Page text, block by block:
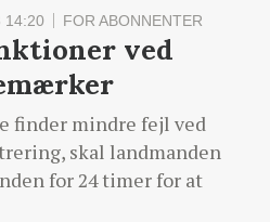
14:20 FOR ABONNENTER
ved
finder mindre fejl ved
skal landmanden
for 24 timer for at